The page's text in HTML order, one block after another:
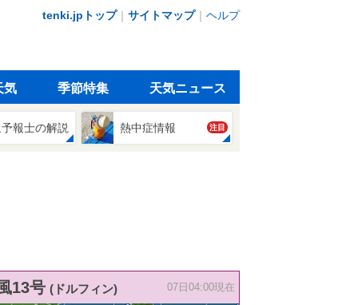
tenki.jpトップ｜ サイトマップ｜ ヘルプ
気 季節特集 天気ニュース
報士の解説 熱中症情報 注目
13号 (ドルフィン) 07日04:00現在